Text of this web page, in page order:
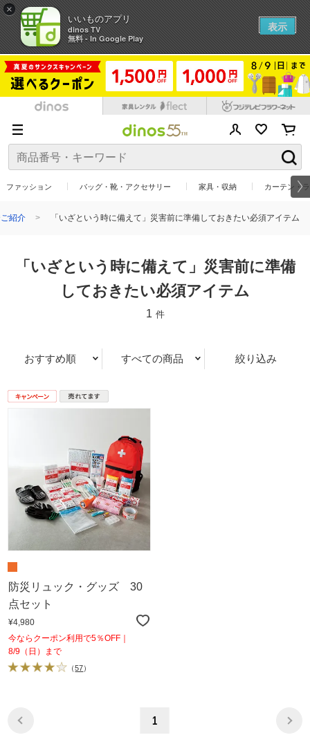
×
いいものアプリ
dinos TV
無料 - In Google Play
表示
ファッション バッグ・靴・アクセサリー 家具・収納 カーテン・
紹介 「いざという時に備えて」災害前に準備しておきたい必須アイテム
「いざという時に備えて」災害前に準備
しておきたい必須アイテム
1 件
おすすめ順 すべての商品 絞り込み
防災リュック・グッズ 30
点セット
¥4,980
今ならクーポン利用で5％OFF｜
8/9（日）まで
（57）
1